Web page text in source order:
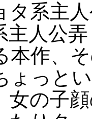
系主
主人公
本作、
ょっと
女の子